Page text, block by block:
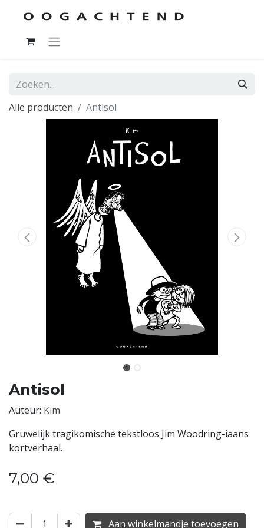
Alle producten Antisol
Antisol
Auteur: Kim
Gruwelijk tragikomische tekstloos Jim Woodring-iaans
kortverhaal.
7,00 €
Aan winkelmandje toevoegen